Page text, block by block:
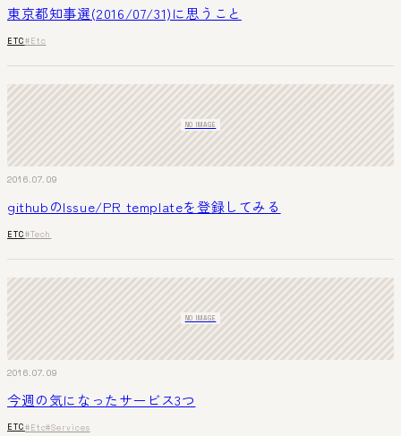
東京都知事選(2016/07/31)に思うこと
ETC#Etc
NO IMAGE
2016.07.09
githubのIssue/PR templateを登録してみる
ETC#Tech
NO IMAGE
2016.07.09
今週の気になったサービス3つ
ETC#Etc#Services